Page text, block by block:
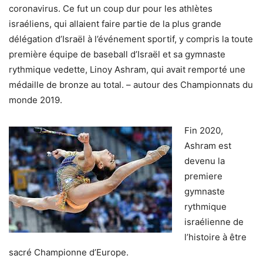
coronavirus. Ce fut un coup dur pour les athlètes
israéliens, qui allaient faire partie de la plus grande
délégation d’Israël à l’événement sportif, y compris la toute
première équipe de baseball d’Israël et sa gymnaste
rythmique vedette, Linoy Ashram, qui avait remporté une
médaille de bronze au total. – autour des Championnats du
monde 2019.
Fin 2020,
Ashram est
devenu la
premiere
gymnaste
rythmique
israélienne de
l’histoire à être
sacré Championne d’Europe.